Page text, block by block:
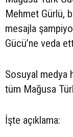
Mehmet Gürlü,
mesajla
Gücü’ne veda
Sosuyal medya
tüm Mağusa
İşte açıklama: